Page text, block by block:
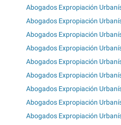
Abogados Expropiación
Abogados Expropiación
Abogados Expropiación
Abogados Expropiación
Abogados Expropiación
Abogados Expropiación
Abogados Expropiación
Abogados Expropiación
Abogados Expropiación